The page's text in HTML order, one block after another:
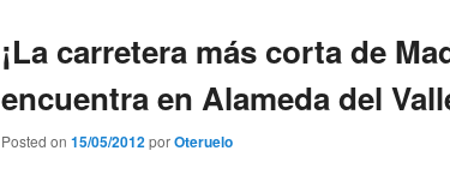
¡La carretera más corta de
encuentra en Alameda del
Posted on 15/05/2012porOteruelo